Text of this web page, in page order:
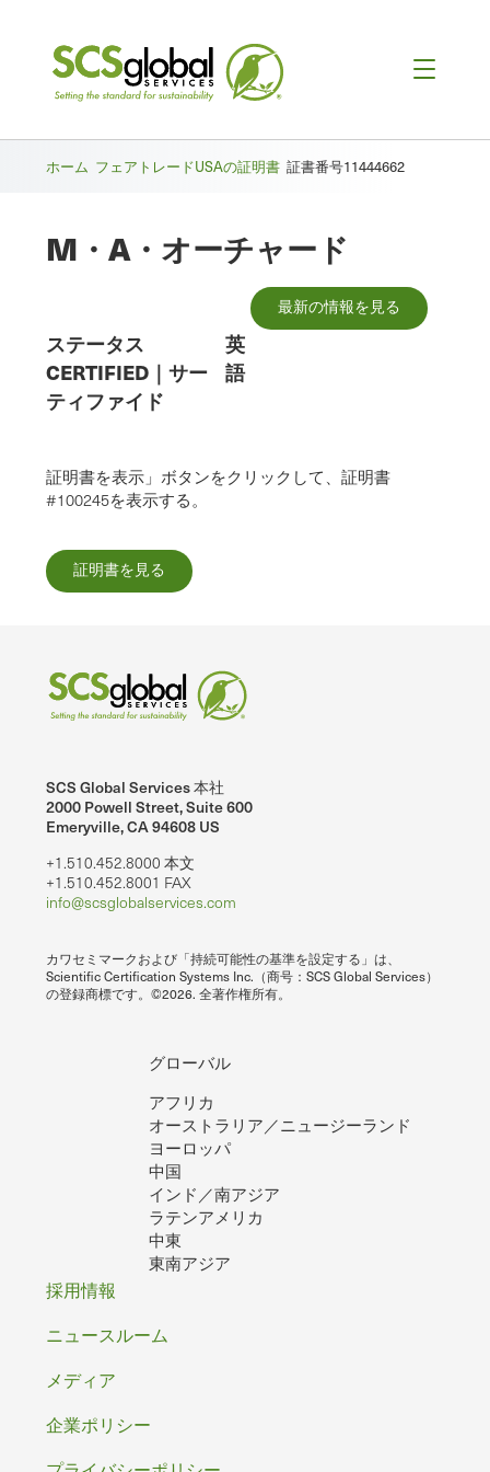
ホーム フェアトレードUSAの証明書 証書番号11444662
M・A・オーチャード
最新の情報を見る
ステータス
CERTIFIED ｜ サー
ティファイド
英
語
証明書を表示」ボタンをクリックして、証明書
#100245を表示する。
証明書を見る
SCS Global Services 本社
2000 Powell Street, Suite 600
Emeryville, CA 94608 US
+1.510.452.8000 本文
+1.510.452.8001 FAX
info@scsglobalservices.com
カワセミマークおよび「持続可能性の基準を設定する」は、
Scientific Certification Systems Inc.（商号：SCS Global Services）
の登録商標です。©2026. 全著作権所有。
グローバル
アフリカ
オーストラリア／ニュージーランド
ヨーロッパ
中国
インド／南アジア
ラテンアメリカ
中東
東南アジア
フ
ッ
タ
ー
採用情報
ニュースルーム
メディア
企業ポリシー